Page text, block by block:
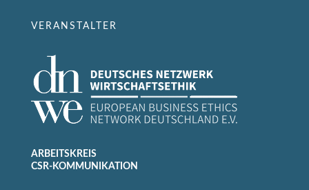
VERANSTALTER
ARBEITSKREIS
CSR-KOMMUNIKATION